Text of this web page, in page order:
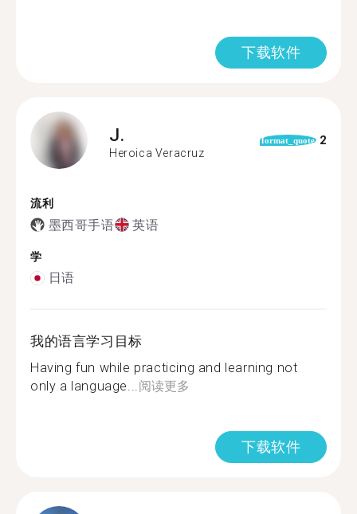
下载软件
J.
Heroica Veracruz
format_quote 2
流利
墨西哥手语 英语
学
日语
我的语言学习目标
Having fun while practicing and learning not
only a language...阅读更多
下载软件